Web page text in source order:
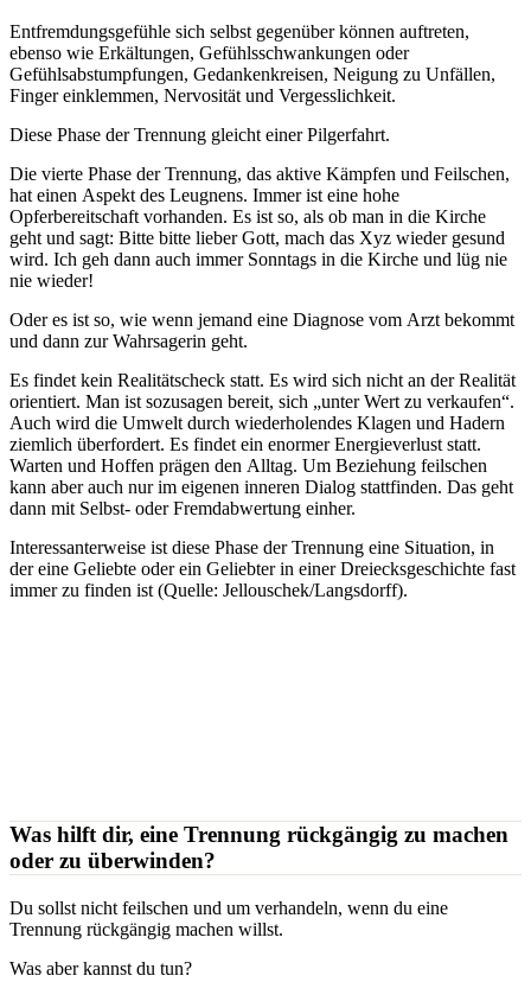
Entfremdungsgefühle sich selbst gegenüber können auftreten,
ebenso wie Erkältungen, Gefühlsschwankungen oder
Gefühlsabstumpfungen, Gedankenkreisen, Neigung zu Unfällen,
Finger einklemmen, Nervosität und Vergesslichkeit.
Diese Phase der Trennung gleicht einer Pilgerfahrt.
Die vierte Phase der Trennung, das aktive Kämpfen und Feilschen,
hat einen Aspekt des Leugnens. Immer ist eine hohe
Opferbereitschaft vorhanden. Es ist so, als ob man in die Kirche
geht und sagt: Bitte bitte lieber Gott, mach das Xyz wieder gesund
wird. Ich geh dann auch immer Sonntags in die Kirche und lüg nie
nie wieder!
Oder es ist so, wie wenn jemand eine Diagnose vom Arzt bekommt
und dann zur Wahrsagerin geht.
Es findet kein Realitätscheck statt. Es wird sich nicht an der Realität
orientiert. Man ist sozusagen bereit, sich „unter Wert zu verkaufen“.
Auch wird die Umwelt durch wiederholendes Klagen und Hadern
ziemlich überfordert. Es findet ein enormer Energieverlust statt.
Warten und Hoffen prägen den Alltag. Um Beziehung feilschen
kann aber auch nur im eigenen inneren Dialog stattfinden. Das geht
dann mit Selbst- oder Fremdabwertung einher.
Interessanterweise ist diese Phase der Trennung eine Situation, in
der eine Geliebte oder ein Geliebter in einer Dreiecksgeschichte fast
immer zu finden ist (Quelle: Jellouschek/Langsdorff).
Was hilft dir, eine Trennung rückgängig zu machen
oder zu überwinden?
Du sollst nicht feilschen und um verhandeln, wenn du eine
Trennung rückgängig machen willst.
Was aber kannst du tun?